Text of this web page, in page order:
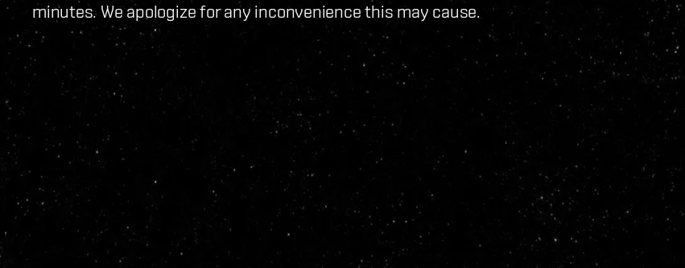
minutes. We apologize for any inconvenience this may cause.